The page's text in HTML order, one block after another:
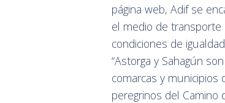
página web, Adif se
el medio de transporte
condiciones de
“Astorga y Sahagún
comarcas y municipios
peregrinos del Camino